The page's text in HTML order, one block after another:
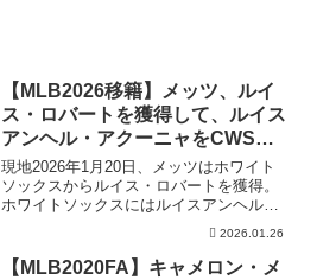
【MLB2026移籍】メッツ、ルイ
ス・ロバートを獲得して、ルイス
アンヘル・アクーニャをCWSへ
トレード
現地2026年1月20日、メッツはホワイト
ソックスからルイス・ロバートを獲得。
ホワイトソックスにはルイスアンヘル・
アクーニャらが動きます。その詳細で
2026.01.26
【MLB2020FA】キャメロン・メ